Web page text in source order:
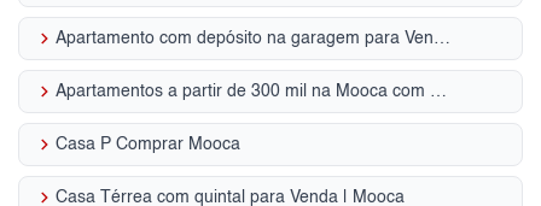
keyboard_arrow_right Apartamento com depósito na garagem para Venda | Mooca
keyboard_arrow_right Apartamentos a partir de 300 mil na Mooca com 2 quartos, Zona Leste, SP
keyboard_arrow_right Casa P Comprar Mooca
keyboard_arrow_right Casa Térrea com quintal para Venda | Mooca